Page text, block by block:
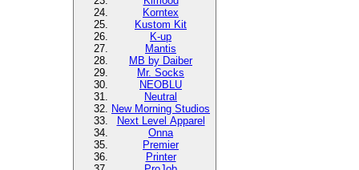
Korntex
Kustom Kit
K-up
Mantis
MB by Daiber
Mr. Socks
NEOBLU
Neutral
New Morning Studios
Next Level Apparel
Onna
Premier
Printer